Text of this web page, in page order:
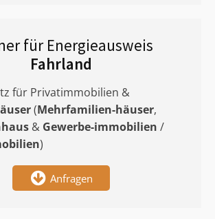
für Energieausweis
Fahrland
für Privatimmobilien &
(Mehrfamilien-häuser,
& Gewerbe-immobilien /
)
Anfragen